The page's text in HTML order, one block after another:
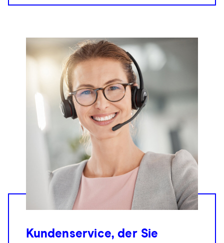
Kundenservice, der Sie